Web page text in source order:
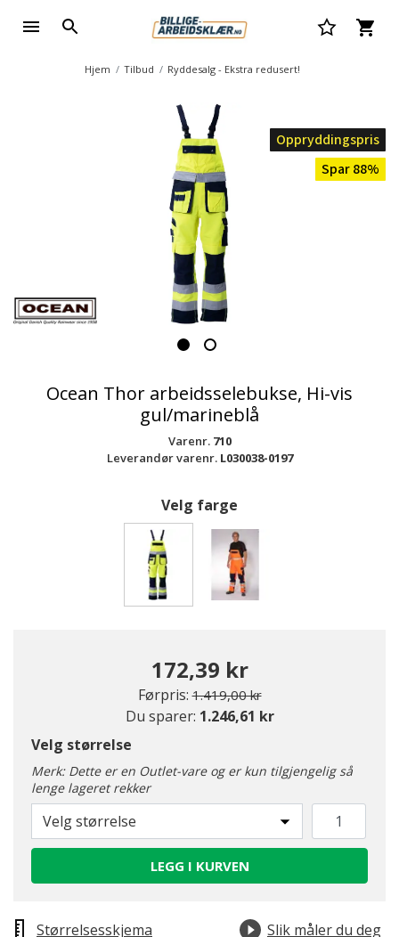
Hjem Tilbud Ryddesalg - Ekstra redusert!
Oppryddingspris
Spar 88%
Ocean Thor arbeidsselebukse, Hi-vis
gul/marineblå
Varenr. 710
Leverandør varenr. L030038-0197
Velg farge
172,39 kr
Førpris: Pris redusert fra
1.419,00 krtil
Du sparer: 1.246,61 kr
Velg størrelse
Merk: Dette er en Outlet-vare og er kun tilgjengelig så
lenge lageret rekker
Velg størrelse
LEGG I KURVEN
Størrelsesskjema
Slik måler du deg